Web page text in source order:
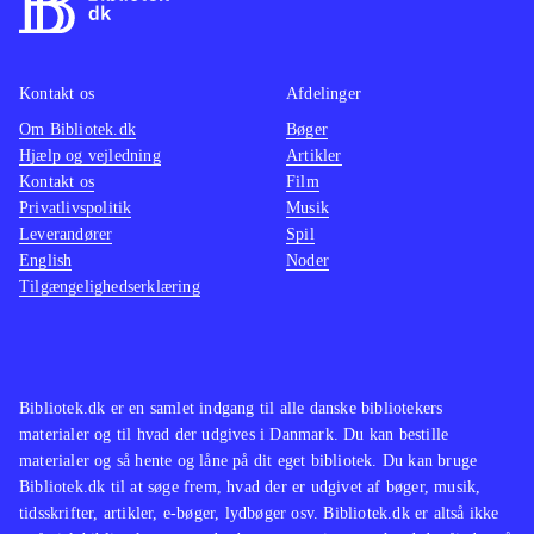
I forhold til rallysportens udbredelse
kendt er Colin Mcrae-udgivelserne,
som fxColin McRae - dirt 2
(Playstation 3). WRC5 er dog eneste
nyere spil med licenserede
rallykørere og biler
Bibliotek.dk er en samlet indgang til alle danske bibliotekers
materialer og til hvad der udgives i Danmark. Du kan bestille
materialer og så hente og låne på dit eget bibliotek. Du kan bruge
Bibliotek.dk til at søge frem, hvad der er udgivet af bøger, musik,
tidsskrifter, artikler, e-bøger, lydbøger osv. Bibliotek.dk er altså ikke
Kontakt os
Om Bibliotek.dk
Hjælp og vejledning
Kontakt os
Privatlivspolitik
Leverandører
English
Tilgængelighedserklæring
Afdelinger
Bøger
Artikler
Film
Musik
Spil
Noder